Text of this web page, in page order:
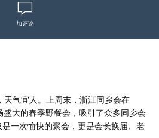
加评论
天气宜人。上周末，浙江同乡会在
大的春季野餐会，吸引了众多同乡会
一次愉快的聚会，更是会长换届、老